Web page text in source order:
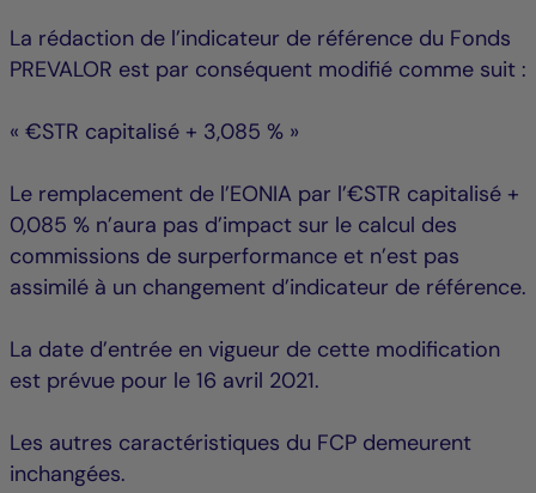
La rédaction de l’indicateur de référence du Fonds
PREVALOR est par conséquent modifié comme suit :
« €STR capitalisé + 3,085 % »
Le remplacement de l’EONIA par l’€STR capitalisé +
0,085 % n’aura pas d’impact sur le calcul des
commissions de surperformance et n’est pas
assimilé à un changement d’indicateur de référence.
La date d’entrée en vigueur de cette modification
est prévue pour le 16 avril 2021.
Les autres caractéristiques du FCP demeurent
inchangées.